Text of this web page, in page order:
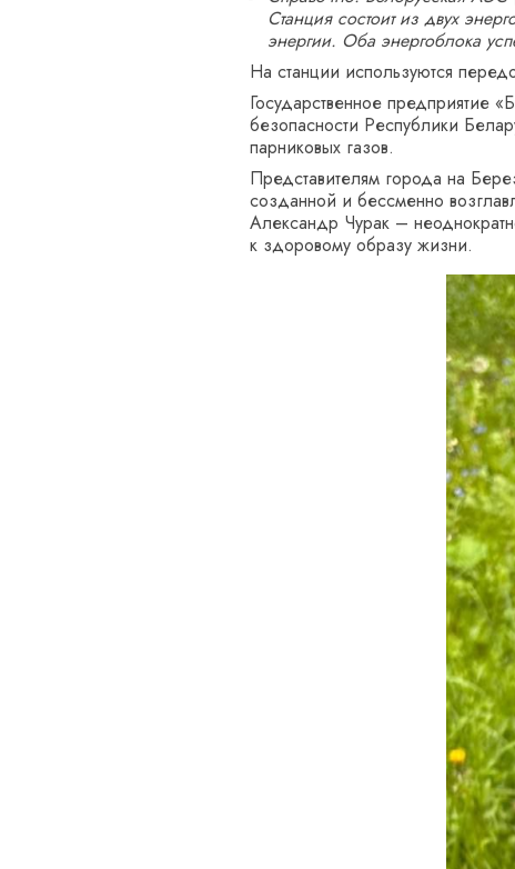
Станция состоит из двух
энергии. Оба энергоблока
На станции используются
Государственное предприятие
безопасности Республики
парниковых газов.
Представителям города на
созданной и бессменно
Александр Чурак –
к здоровому образу жизни.